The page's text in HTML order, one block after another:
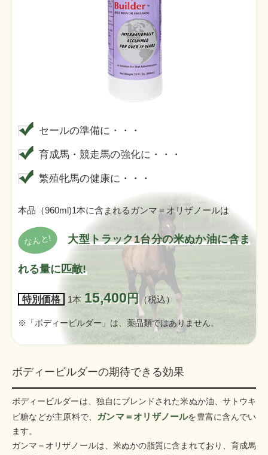
セールの準備に・・・
育成馬・競走馬の強化に・・・
繁殖牝馬の健康に・・・
本品（960ml)1本に含まれるガンマ＝オリザノールは
なんと! 大型トラック1台分の米ぬか油に含ま
れる量に匹敵!
特別価格 1本 15,400円 （税込）
※「ボディービルダー」は、薬品類ではありません。
ボディービルダーの期待できる効果
ボディービルダーは、独自にブレンドされた米ぬか油、サトウキ
ビ糖などが主原料で、
ガンマ＝オリザノールを豊富に含んでい
ます。
ガンマ＝オリザノールは、米ぬかの脂質に含まれており、育成馬